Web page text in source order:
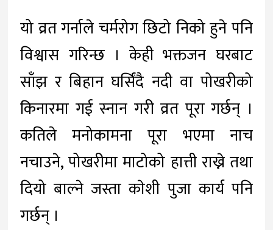
यो व्रत गर्नाले चर्मरोग छिटो निको हुने पनि
विश्वास गरिन्छ । केही भक्तजन घरबाट
साँझ र बिहान घर्सिंदै नदी वा पोखरीको
किनारमा गई स्नान गरी व्रत पूरा गर्छन् ।
कतिले मनोकामना पूरा भएमा नाच
नचाउने, पोखरीमा माटोको हात्ती राख्ने तथा
दियो बाल्ने जस्ता काेशी पुजा कार्य पनि
गर्छन् ।